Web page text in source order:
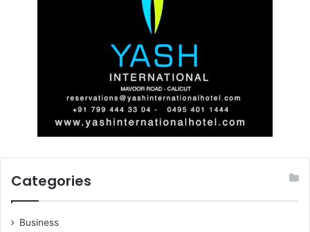
Categories
Business